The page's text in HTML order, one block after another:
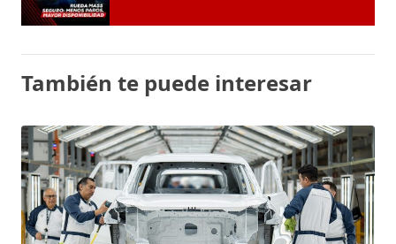
También te puede interesar